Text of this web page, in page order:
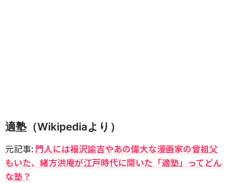
適塾（Wikipediaより）
元記事: 門人には福沢諭吉やあの偉大な漫画家の曾祖父
もいた、緒方洪庵が江戸時代に開いた「適塾」ってどん
な塾？